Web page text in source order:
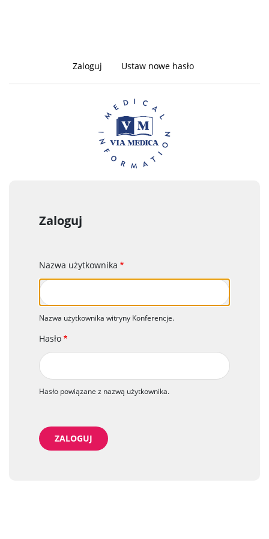
Zakładki
podstawowe
Zaloguj (aktywnaUstaw nowe hasło
Zaloguj
Nazwa użytkownika
Nazwa użytkownika witryny Konferencje.
Hasło
Hasło powiązane z nazwą użytkownika.